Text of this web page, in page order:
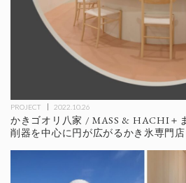
PROJECT 2022.10.26
かきゴオリ八家 / MASS & HACHI＋
削器を中心に円が広がるかき氷専門店